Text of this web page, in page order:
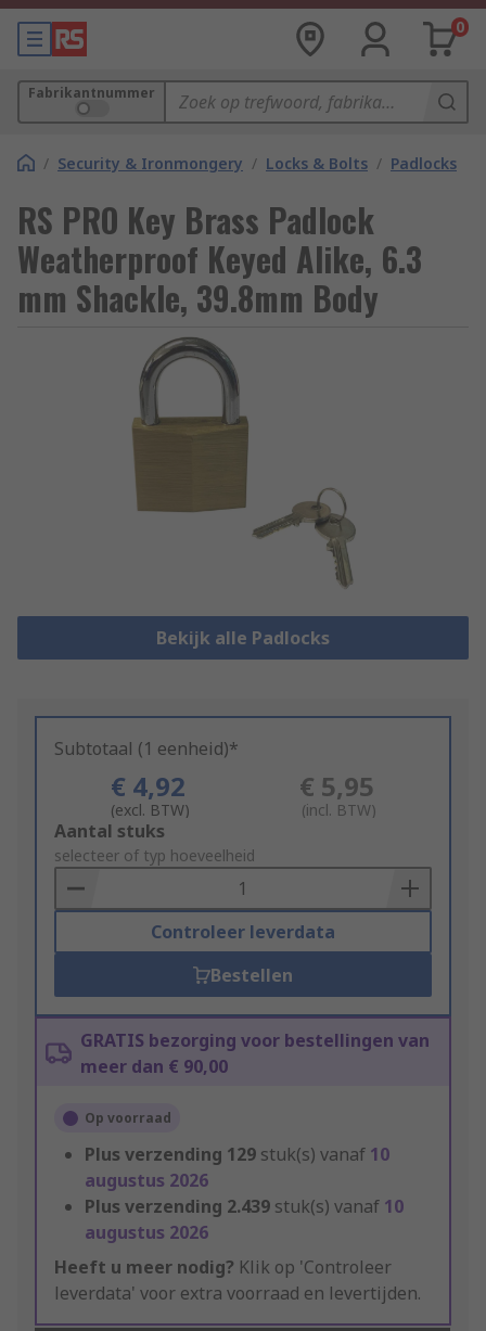
0
Fabrikantnummer
/ Security & Ironmongery / Locks & Bolts / Padlocks
RS PRO Key Brass Padlock
Weatherproof Keyed Alike, 6.3
mm Shackle, 39.8mm Body
Bekijk alle Padlocks
Subtotaal (1 eenheid)*
€ 4,92
(excl. BTW)
€ 5,95
(incl. BTW)
Add
to
Basket
Aantal stuks
selecteer of typ hoeveelheid
Controleer leverdata
Bestellen
GRATIS bezorging voor bestellingen van
meer dan € 90,00
Op voorraad
Plus verzending 129 stuk(s) vanaf 10
augustus 2026
Plus verzending 2.439 stuk(s) vanaf 10
augustus 2026
Heeft u meer nodig? Klik op 'Controleer
leverdata' voor extra voorraad en levertijden.